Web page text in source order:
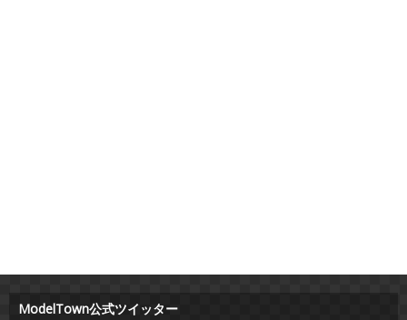
ModelTown公式ツイッター